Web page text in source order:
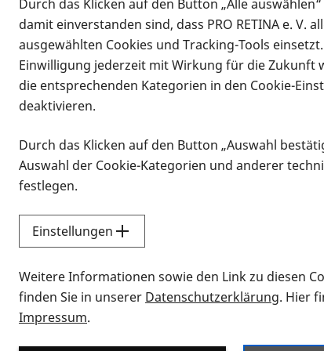
Infomaterial
Infomaterial
Vorlesen
Alle
Sie möchten wissen, wie Sie
Durch das Klicken auf den Button „Alle
damit einverstanden sind, dass PRO RETINA e. V.
ausgewählten Cookies und Tracking-Tools
Einwilligung jederzeit mit Wirkung für die Zukunft
die entsprechenden Kategorien in den Cookie-
deaktivieren.
Durch das Klicken auf den Button „Auswahl
Auswahl der Cookie-Kategorien und anderer
festlegen.
Einstellungen
Weitere Informationen sowie den Link zu diesen
finden Sie in unserer Datenschutzerklärung. Hier
Impressum.